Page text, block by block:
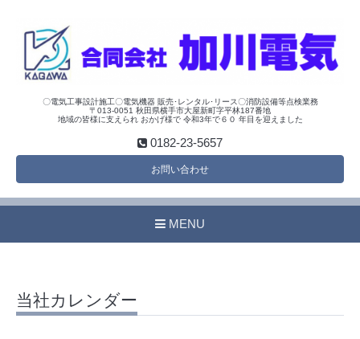
〇電気工事設計施工〇電気機器 販売･レンタル･リース〇消防設備等点検業務
〒013-0051 秋田県横手市大屋新町字平林187番地
地域の皆様に支えられ おかげ様で 令和3年で６０ 年目を迎えました
0182-23-5657
お問い合わせ
MENU
当社カレンダー